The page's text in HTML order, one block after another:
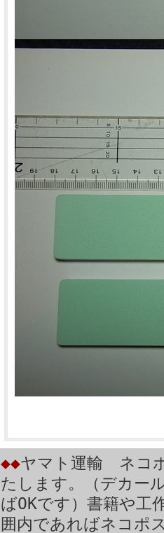
◆◆ヤマト運輸 ネコ
たします。（デカー
ばOKです）書籍や工
囲内であればネコポ